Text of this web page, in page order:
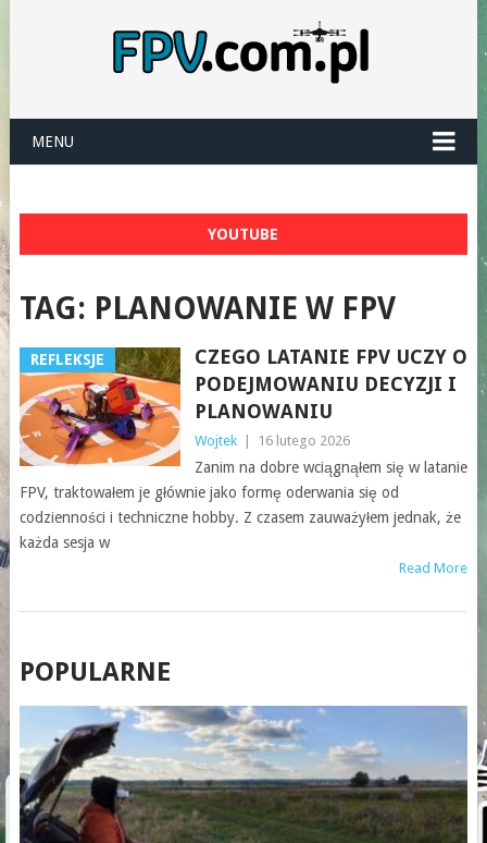
MENU
YOUTUBE
TAG: PLANOWANIE W FPV
REFLEKSJE
CZEGO LATANIE FPV UCZY O
PODEJMOWANIU DECYZJI I
PLANOWANIU
Wojtek 16 lutego 2026
Zanim na dobre wciągnąłem się w latanie
FPV, traktowałem je głównie jako formę oderwania się od
codzienności i techniczne hobby. Z czasem zauważyłem jednak, że
każda sesja w
Read More
POSTS
NAVIGATION
POPULARNE